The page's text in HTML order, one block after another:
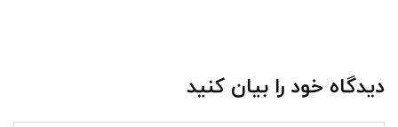
دیدگاه خود را بیان کنید